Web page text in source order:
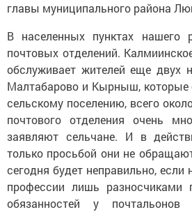
главы муниципального района
В населенных пунктах нашего
почтовых отделений.
обслуживает жителей еще двух
Малтабарово и Кырныш, которые
сельскому поселению, всего
почтового отделения очень
заявляют сельчане. И в
только просьбой они не
сегодня будет неправильно,
профессии лишь разносчиками
обязанностей у